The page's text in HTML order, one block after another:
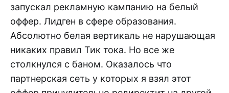
запускал рекламную кампанию на белый
оффер. Лидген в сфере образования.
Абсолютно белая вертикаль не нарушающая
никаких правил Тик тока. Но все же
столкнулся с баном. Оказалось что
партнерская сеть у которых я взял этот